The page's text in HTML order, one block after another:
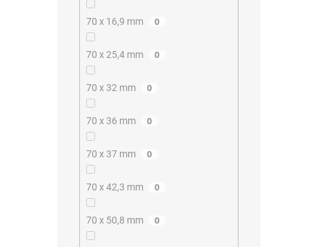
70 x 16,9 mm 0
70 x 25,4 mm 0
70 x 32 mm 0
70 x 36 mm 0
70 x 37 mm 0
70 x 42,3 mm 0
70 x 50,8 mm 0